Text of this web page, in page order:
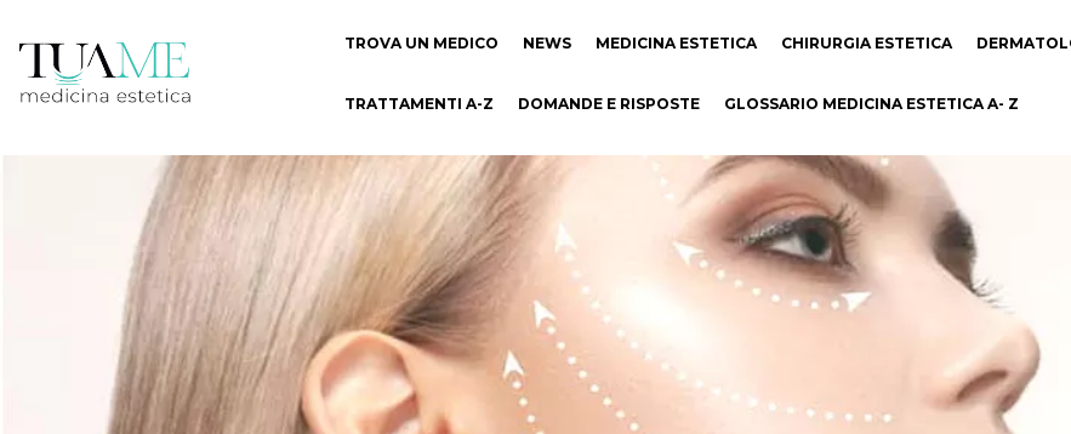
TROVA UN MEDICO NEWS MEDICINA ESTETICA CHIRURGIA ESTETICA
TRATTAMENTI A-Z DOMANDE E RISPOSTE GLOSSARIO MEDICINA ESTETICA A- Z